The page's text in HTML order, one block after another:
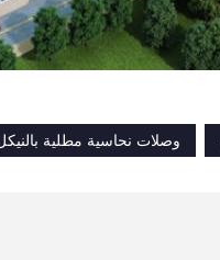
وصلات نحاسية مطلية